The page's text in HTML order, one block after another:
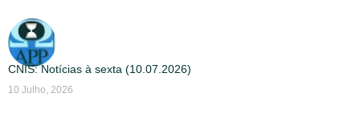
CNIS: Notícias à sexta (10.07.2026)
10 Julho, 2026